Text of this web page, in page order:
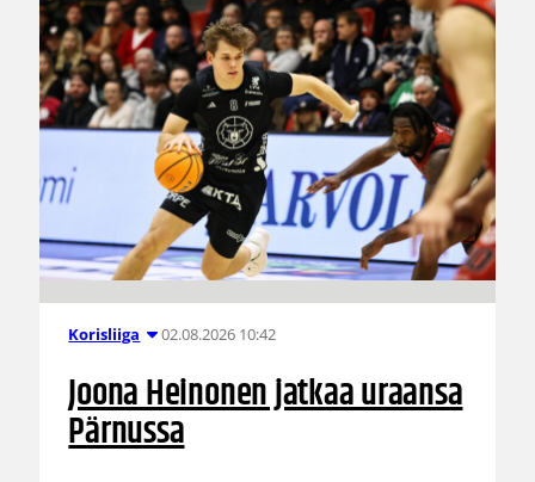
Korisliiga 02.08.2026 10:42
Joona Heinonen jatkaa uraansa
Pärnussa